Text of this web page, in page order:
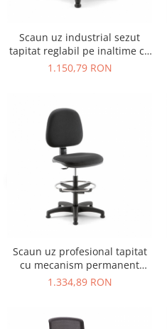
Accesorii
Blaturi de masa
Blaturi din metal
Blaturi din Topalit
Blaturi din lemn masiv
Blaturi din HPL Compact
Blaturi din piatra naturala si
compozit
Scaune profesionale
Scaun laborator
Scaune de lucru
Scaun uz industrial sezut
tapitat reglabil pe inaltime cu
lame fixe MEA SOFT 03 PG
1.150,79 RON
Scaun uz profesional tapitat
cu mecanism permanent
contact VIKY STOOL 01 CP
1.334,89 RON